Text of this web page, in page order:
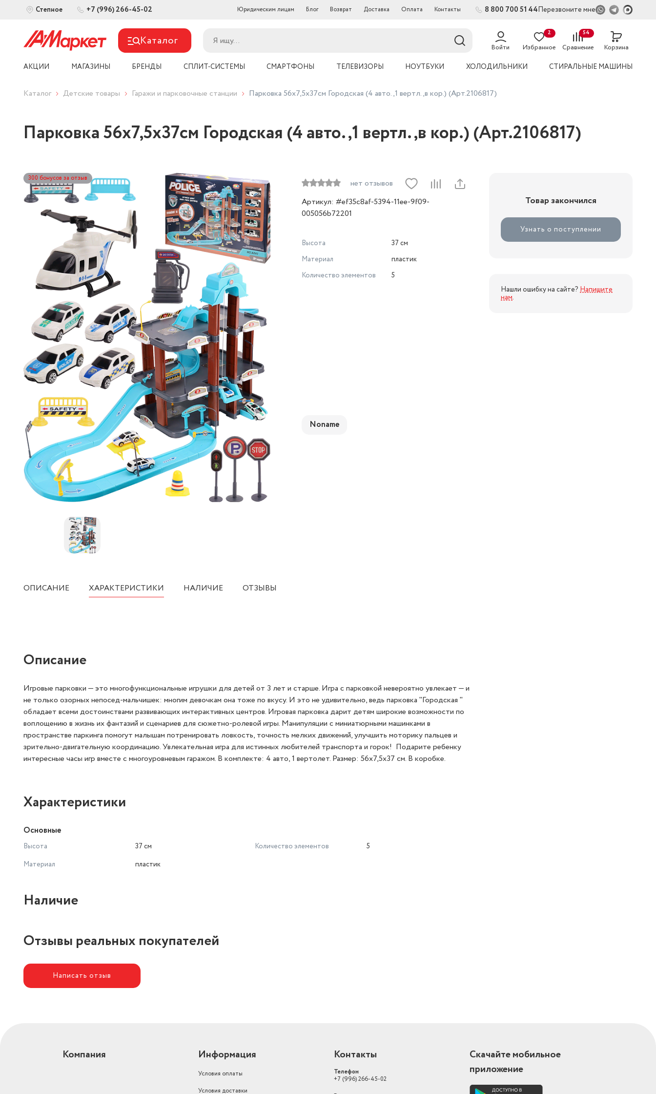
Степное +7 (996) 266-45-02 Юридическим лицам Блог Возврат Доставка Оплата Контакты 8 800 700 51 44Перезвоните мне
Каталог Войти Избранное
2
Сравнение
54
Корзина
АКЦИИ МАГАЗИНЫ БРЕНДЫ СПЛИТ-СИСТЕМЫ СМАРТФОНЫ ТЕЛЕВИЗОРЫ НОУТБУКИ ХОЛОДИЛЬНИКИ СТИРАЛЬНЫЕ МАШИНЫ
Каталог Детские товары Гаражи и парковочные станции Парковка 56х7,5х37см Городская (4 авто.,1 вертл.,в кор.) (Арт.2106817)
Парковка 56х7,5х37см Городская (4 авто.,1 вертл.,в кор.) (Арт.2106817)
300 бонусов за отзыв
нет отзывов
Артикул: #ef35c8af-5394-11ee-9f09-
005056b72201
Высота
37 см
Материал
пластик
Количество элементов
5
Noname
Товар закончился
Узнать о поступлении
Нашли ошибку на сайте? Напишите
нам.
ОПИСАНИЕ ХАРАКТЕРИСТИКИ НАЛИЧИЕ ОТЗЫВЫ
Описание
Игровые парковки — это многофункциональные игрушки для детей от 3 лет и старше. Игра с парковкой невероятно увлекает — и
не только озорных непосед-мальчишек: многим девочкам она тоже по вкусу. И это не удивительно, ведь парковка "Городская "
обладает всеми достоинствами развивающих интерактивных центров. Игровая парковка дарит детям широкие возможности по
воплощению в жизнь их фантазий и сценариев для сюжетно-ролевой игры. Манипуляции с миниатюрными машинками в
пространстве паркинга помогут малышам потренировать ловкость, точность мелких движений, улучшить моторику пальцев и
зрительно-двигательную координацию. Увлекательная игра для истинных любителей транспорта и горок! Подарите ребенку
интересные часы игр вместе с многоуровневым гаражом. В комплекте: 4 авто, 1 вертолет. Размер: 56х7,5х37 см. В коробке.
Характеристики
Основные
Высота
37 см
Материал
пластик
Количество элементов 5
Наличие
Отзывы реальных покупателей
Написать отзыв
Компания Информация
Условия оплаты
Условия доставки
Контакты
Телефон
+7 (996) 266-45-02
Скачайте мобильное
приложение